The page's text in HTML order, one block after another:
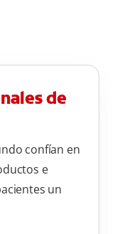
de
confían en
e
un